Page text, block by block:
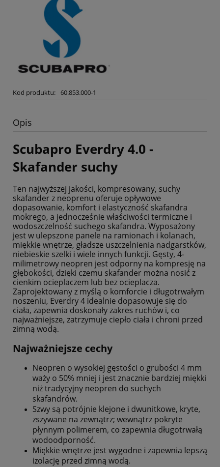
Kod produktu: 60.853.000-1
Opis
Scubapro Everdry 4.0 -
Skafander suchy
Ten najwyższej jakości, kompresowany, suchy
skafander z neoprenu oferuje opływowe
dopasowanie, komfort i elastyczność skafandra
mokrego, a jednocześnie właściwości termiczne i
wodoszczelność suchego skafandra. Wyposażony
jest w ulepszone panele na ramionach i kolanach,
miękkie wnętrze, gładsze uszczelnienia nadgarstków,
niebieskie szelki i wiele innych funkcji. Gęsty, 4-
milimetrowy neopren jest odporny na kompresję na
głębokości, dzięki czemu skafander można nosić z
cienkim ocieplaczem lub bez ocieplacza.
Zaprojektowany z myślą o komforcie i długotrwałym
noszeniu, Everdry 4 idealnie dopasowuje się do
ciała, zapewnia doskonały zakres ruchów i, co
najważniejsze, zatrzymuje ciepło ciała i chroni przed
zimną wodą.
Najważniejsze cechy
Neopren o wysokiej gęstości o grubości 4 mm
waży o 50% mniej i jest znacznie bardziej miękki
niż tradycyjny neopren do suchych
skafandrów.
Szwy są potrójnie klejone i dwunitkowe, kryte,
zszywane na zewnątrz; wewnątrz pokryte
płynnym polimerem, co zapewnia długotrwałą
wodoodporność.
Miękkie wnętrze jest wygodne i zapewnia lepszą
izolację przed zimną wodą.